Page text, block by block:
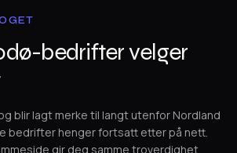
bedrifter velger
blir lagt merke til langt utenfor Nordland
bedrifter henger fortsatt etter på nett.
gir deg samme troverdighet